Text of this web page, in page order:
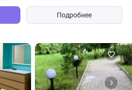
Подробнее